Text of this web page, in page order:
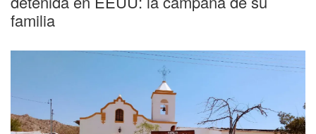
familia